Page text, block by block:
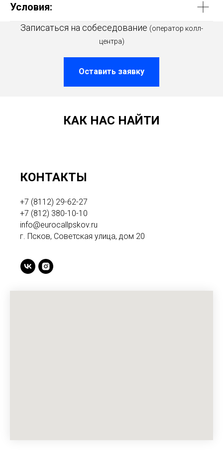
Условия:
Записаться на собеседование (оператор колл-
центра)
Оставить заявку
КАК НАС НАЙТИ
КОНТАКТЫ
+7 (8112) 29-62-27
+7 (812) 380-10-10
info@eurocallpskov.ru
г. Псков, Советская улица, дом 20